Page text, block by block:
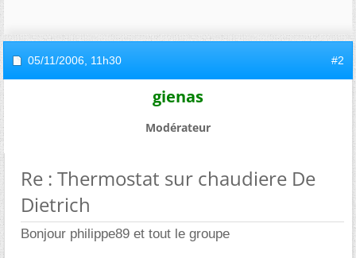
05/11/2006, 11h30 #2
gienas
Modérateur
Re : Thermostat sur chaudiere De
Dietrich
Bonjour philippe89 et tout le groupe